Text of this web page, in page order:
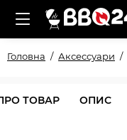
Головна Аксессуари
ТОВАР ОПИС